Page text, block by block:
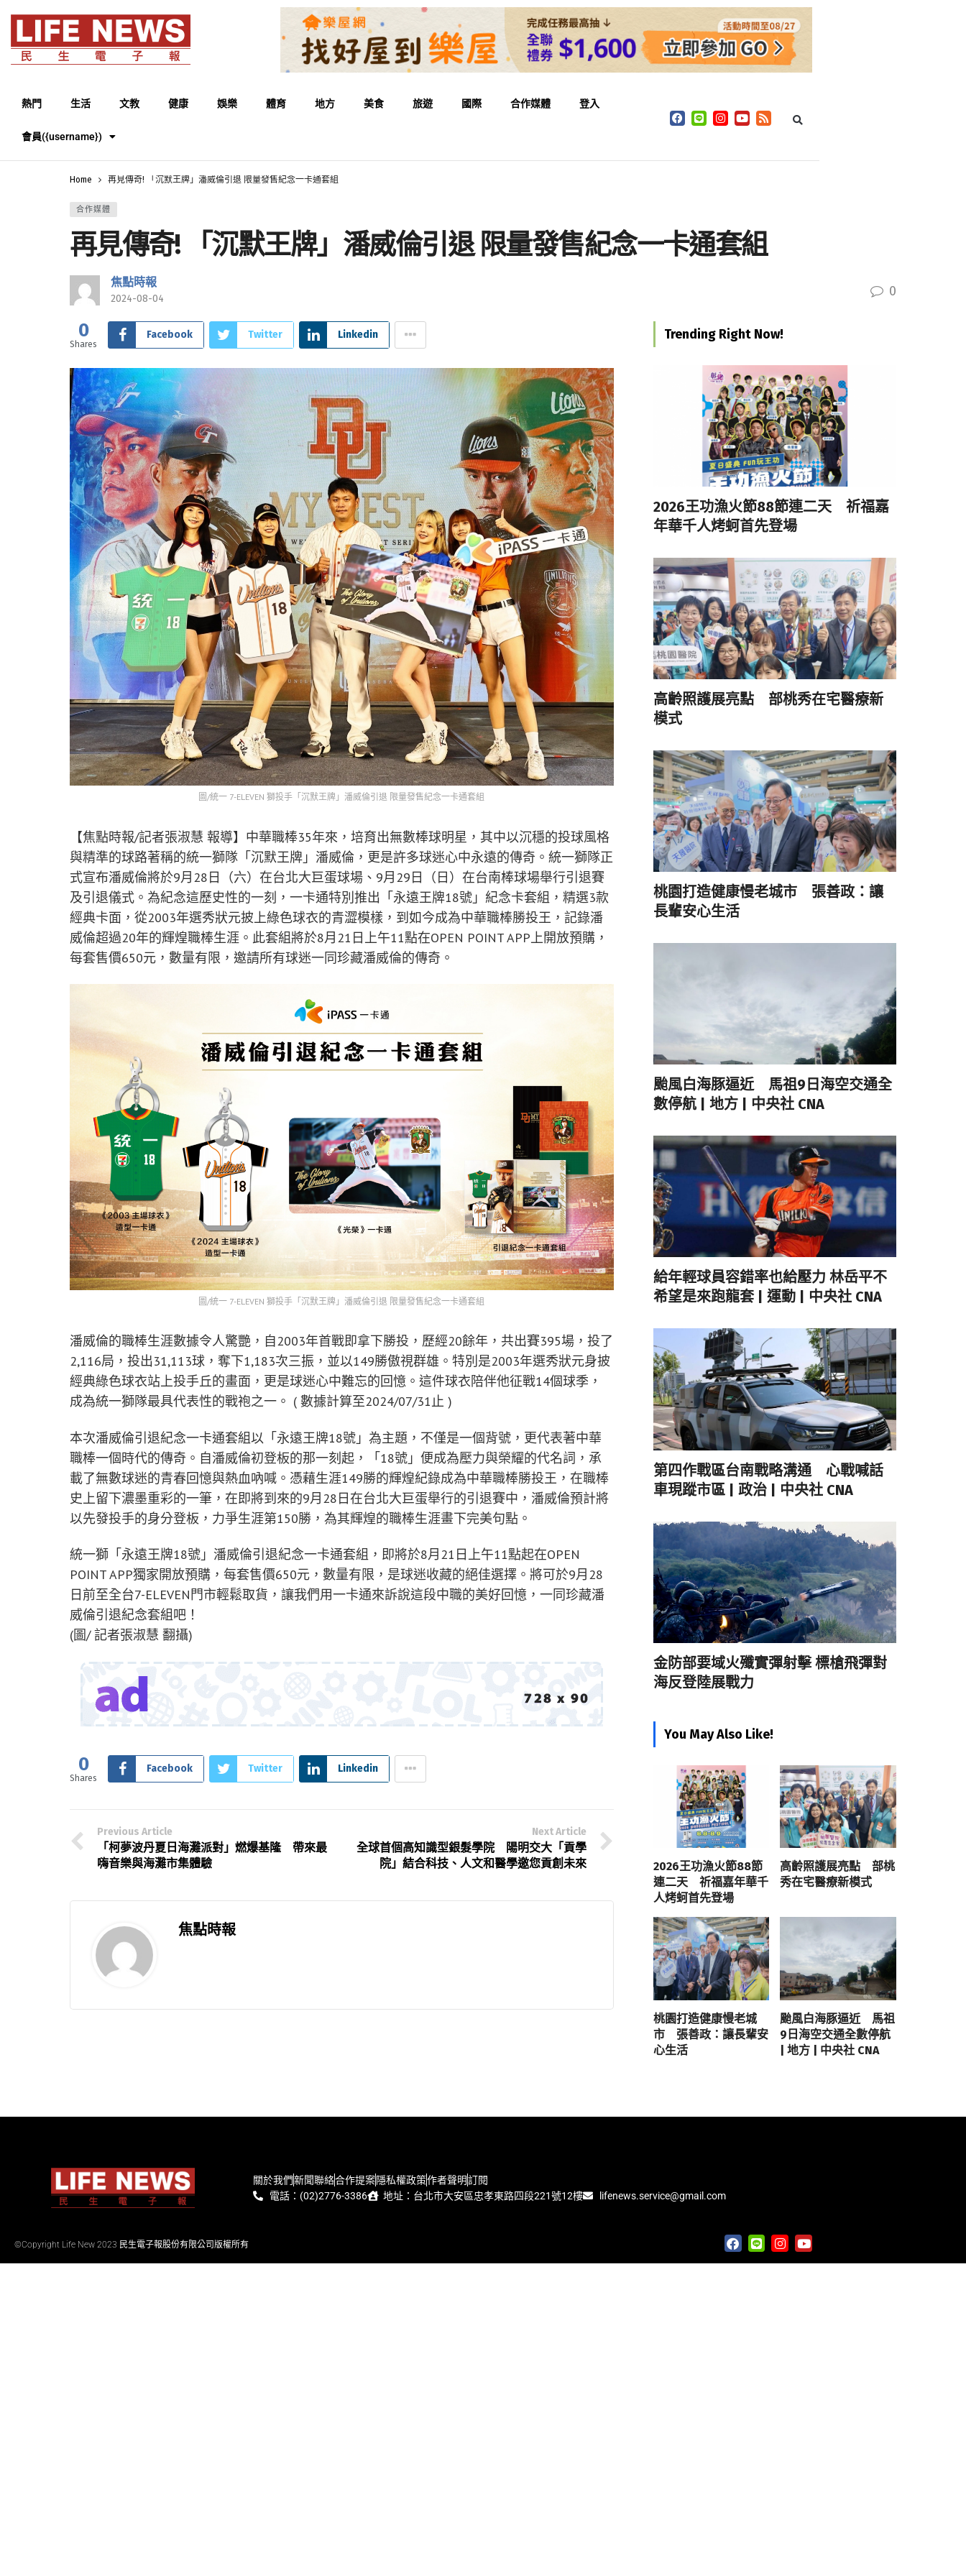
熱門 生活 文教 健康 娛樂 體育 地方 美食 旅遊 國際 合作媒體 登入
會員({username})
Home 再見傳奇! 「沉默王牌」潘威倫引退 限量發售紀念一卡通套組
合作媒體
再見傳奇! 「沉默王牌」潘威倫引退 限量發售紀念一卡通套組
焦點時報
2024-08-04 0
0
Shares
Facebook Twitter Linkedin
圖/統一 7-ELEVEN 獅投手「沉默王牌」潘威倫引退 限量發售紀念一卡通套組
【焦點時報/記者張淑慧 報導】中華職棒35年來，培育出無數棒球明星，其中以沉穩的投球風格
與精準的球路著稱的統一獅隊「沉默王牌」潘威倫，更是許多球迷心中永遠的傳奇。統一獅隊正
式宣布潘威倫將於9月28日（六）在台北大巨蛋球場、9月29日（日）在台南棒球場舉行引退賽
及引退儀式。為紀念這歷史性的一刻，一卡通特別推出「永遠王牌18號」紀念卡套組，精選3款
經典卡面，從2003年選秀狀元披上綠色球衣的青澀模樣，到如今成為中華職棒勝投王，記錄潘
威倫超過20年的輝煌職棒生涯。此套組將於8月21日上午11點在OPEN POINT APP上開放預購，
每套售價650元，數量有限，邀請所有球迷一同珍藏潘威倫的傳奇。
圖/統一 7-ELEVEN 獅投手「沉默王牌」潘威倫引退 限量發售紀念一卡通套組
潘威倫的職棒生涯數據令人驚艷，自2003年首戰即拿下勝投，歷經20餘年，共出賽395場，投了
2,116局，投出31,113球，奪下1,183次三振，並以149勝傲視群雄。特別是2003年選秀狀元身披
經典綠色球衣站上投手丘的畫面，更是球迷心中難忘的回憶。這件球衣陪伴他征戰14個球季，
成為統一獅隊最具代表性的戰袍之一。 ( 數據計算至2024/07/31止 )
本次潘威倫引退紀念一卡通套組以「永遠王牌18號」為主題，不僅是一個背號，更代表著中華
職棒一個時代的傳奇。自潘威倫初登板的那一刻起，「18號」便成為壓力與榮耀的代名詞，承
載了無數球迷的青春回憶與熱血吶喊。憑藉生涯149勝的輝煌紀錄成為中華職棒勝投王，在職棒
史上留下濃墨重彩的一筆，在即將到來的9月28日在台北大巨蛋舉行的引退賽中，潘威倫預計將
以先發投手的身分登板，力爭生涯第150勝，為其輝煌的職棒生涯畫下完美句點。
統一獅「永遠王牌18號」潘威倫引退紀念一卡通套組，即將於8月21日上午11點起在OPEN
POINT APP獨家開放預購，每套售價650元，數量有限，是球迷收藏的絕佳選擇。將可於9月28
日前至全台7-ELEVEN門市輕鬆取貨，讓我們用一卡通來訴說這段中職的美好回憶，一同珍藏潘
威倫引退紀念套組吧！
(圖/ 記者張淑慧 翻攝)
0
Shares
Facebook Twitter Linkedin
Previous Article
「柯夢波丹夏日海灘派對」燃爆基隆 帶來最
嗨音樂與海灘市集體驗
Next Article
全球首個高知識型銀髮學院 陽明交大「貢學
院」結合科技、人文和醫學邀您貢創未來
焦點時報
Trending Right Now!
2026王功漁火節88節連二天 祈福嘉
年華千人烤蚵首先登場
高齡照護展亮點 部桃秀在宅醫療新
模式
桃園打造健康慢老城市 張善政：讓
長輩安心生活
颱風白海豚逼近 馬祖9日海空交通全
數停航 | 地方 | 中央社 CNA
給年輕球員容錯率也給壓力 林岳平不
希望是來跑龍套 | 運動 | 中央社 CNA
第四作戰區台南戰略溝通 心戰喊話
車現蹤市區 | 政治 | 中央社 CNA
金防部要域火殲實彈射擊 標槍飛彈對
海反登陸展戰力
You May Also Like!
2026王功漁火節88節
連二天 祈福嘉年華千
人烤蚵首先登場
高齡照護展亮點 部桃
秀在宅醫療新模式
桃園打造健康慢老城
市 張善政：讓長輩安
心生活
颱風白海豚逼近 馬祖
9日海空交通全數停航
| 地方 | 中央社 CNA
關於我們新聞聯絡合作提案隱私權政策作者聲明訂閱
電話：(02)2776-3386
地址：台北市大安區忠孝東路四段221號12樓 lifenews.service@gmail.com
©Copyright Life New 2023 民生電子報股份有限公司版權所有